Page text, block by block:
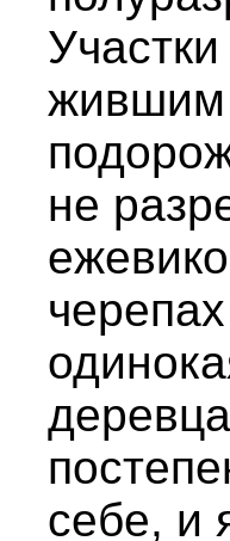
жившим
не
себе, и